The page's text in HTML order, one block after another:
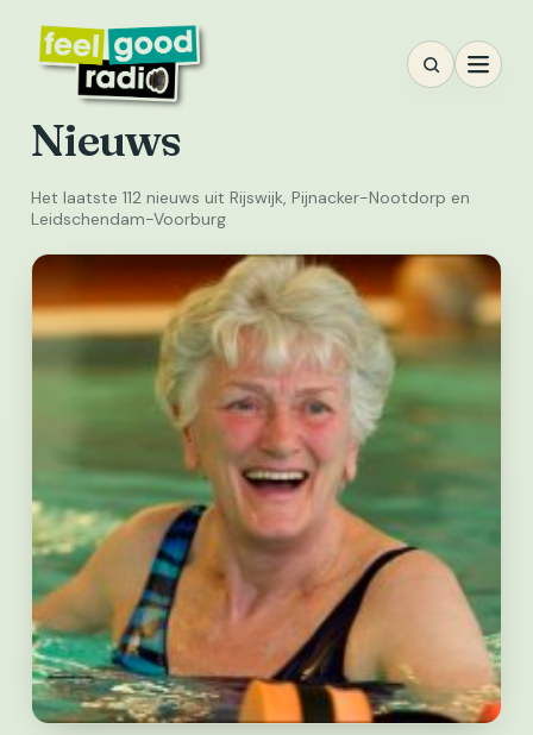
inhoud
Nieuws
Het laatste 112 nieuws uit Rijswijk, Pijnacker-Nootdorp en
Leidschendam-Voorburg